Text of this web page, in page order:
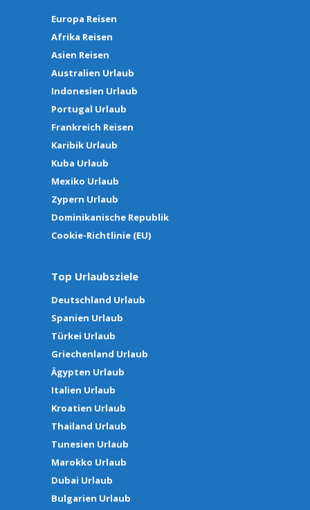
Europa Reisen
Afrika Reisen
Asien Reisen
Australien Urlaub
Indonesien Urlaub
Portugal Urlaub
Frankreich Reisen
Karibik Urlaub
Kuba Urlaub
Mexiko Urlaub
Zypern Urlaub
Dominikanische Republik
Cookie-Richtlinie (EU)
Top Urlaubsziele
Deutschland Urlaub
Spanien Urlaub
Türkei Urlaub
Griechenland Urlaub
Ägypten Urlaub
Italien Urlaub
Kroatien Urlaub
Thailand Urlaub
Tunesien Urlaub
Marokko Urlaub
Dubai Urlaub
Bulgarien Urlaub